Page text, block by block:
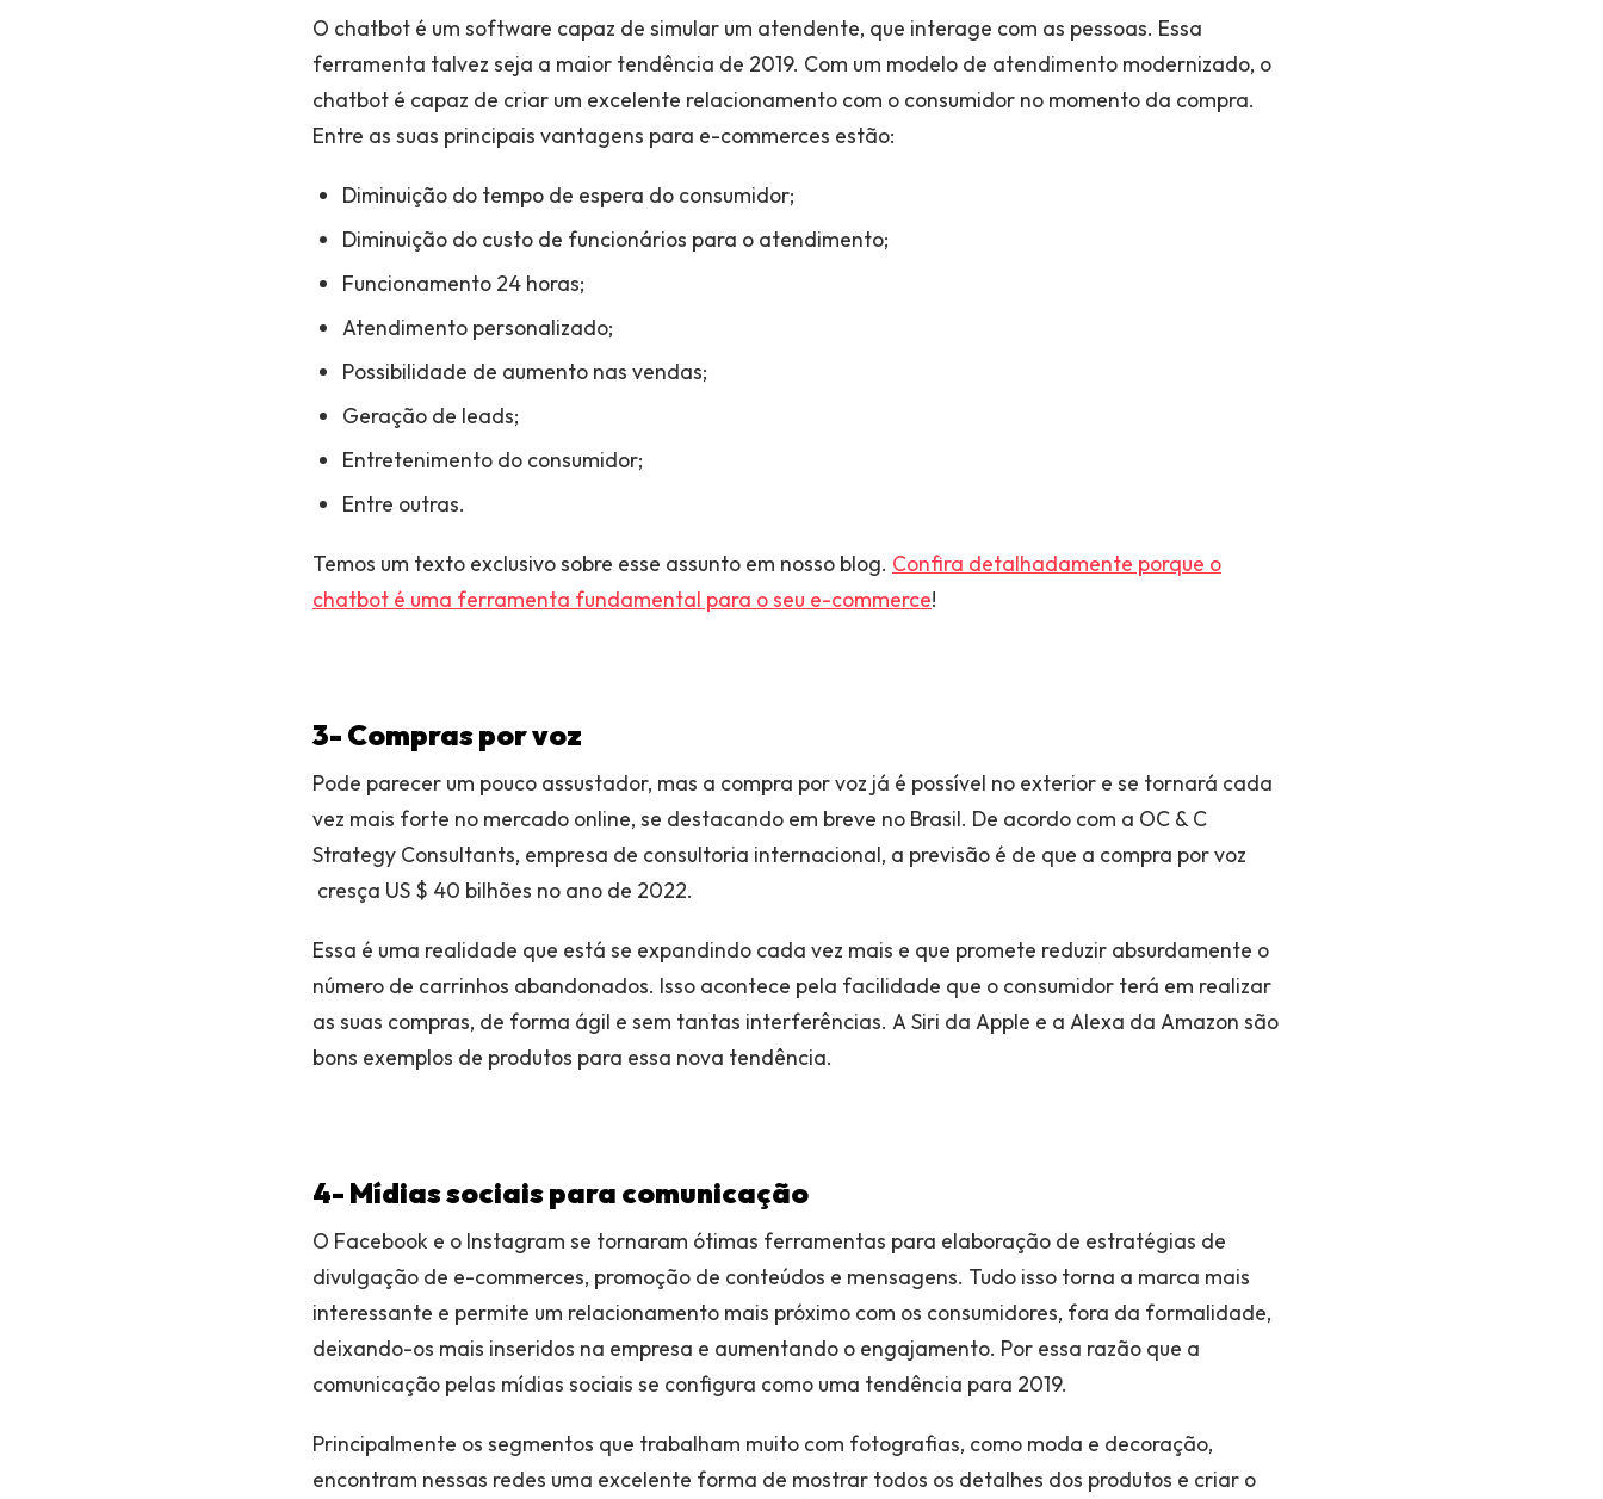
O chatbot é um software capaz de simular um atendente, que interage com as pessoas. Essa
ferramenta talvez seja a maior tendência de 2019. Com um modelo de atendimento modernizado, o
chatbot é capaz de criar um excelente relacionamento com o consumidor no momento da compra.
Entre as suas principais vantagens para e-commerces estão:
Diminuição do tempo de espera do consumidor;
Diminuição do custo de funcionários para o atendimento;
Funcionamento 24 horas;
Atendimento personalizado;
Possibilidade de aumento nas vendas;
Geração de leads;
Entretenimento do consumidor;
Entre outras.
Temos um texto exclusivo sobre esse assunto em nosso blog. Confira detalhadamente porque o
chatbot é uma ferramenta fundamental para o seu e-commerce!
3- Compras por voz
Pode parecer um pouco assustador, mas a compra por voz já é possível no exterior e se tornará cada
vez mais forte no mercado online, se destacando em breve no Brasil. De acordo com a OC & C
Strategy Consultants, empresa de consultoria internacional, a previsão é de que a compra por voz
cresça US $ 40 bilhões no ano de 2022.
Essa é uma realidade que está se expandindo cada vez mais e que promete reduzir absurdamente o
número de carrinhos abandonados. Isso acontece pela facilidade que o consumidor terá em realizar
as suas compras, de forma ágil e sem tantas interferências. A Siri da Apple e a Alexa da Amazon são
bons exemplos de produtos para essa nova tendência.
4- Mídias sociais para comunicação
O Facebook e o Instagram se tornaram ótimas ferramentas para elaboração de estratégias de
divulgação de e-commerces, promoção de conteúdos e mensagens. Tudo isso torna a marca mais
interessante e permite um relacionamento mais próximo com os consumidores, fora da formalidade,
deixando-os mais inseridos na empresa e aumentando o engajamento. Por essa razão que a
comunicação pelas mídias sociais se configura como uma tendência para 2019.
Principalmente os segmentos que trabalham muito com fotografias, como moda e decoração,
encontram nessas redes uma excelente forma de mostrar todos os detalhes dos produtos e criar o